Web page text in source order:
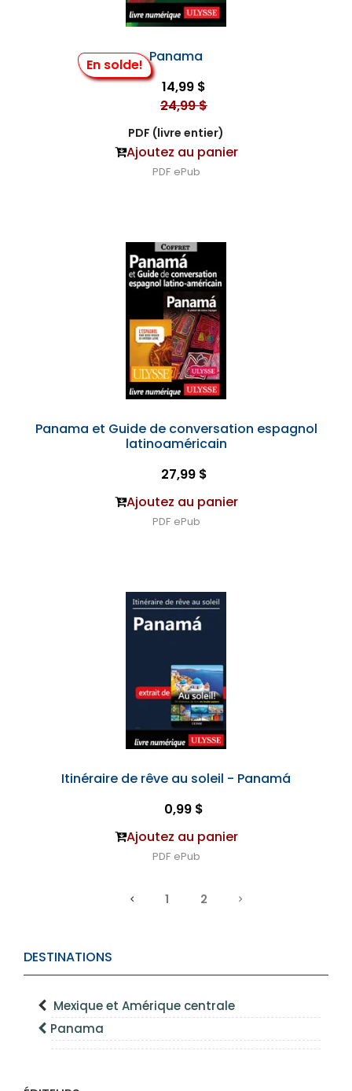
DESTINATIONS
Mexique et Amérique centrale
Panama
En solde! Panama
14,99 $
24,99 $
PDF (livre entier)
Ajoutez au panier
PDF ePub
Panama et Guide de conversation espagnol
latinoaméricain
27,99 $
Ajoutez au panier
PDF ePub
Itinéraire de rêve au soleil - Panamá
0,99 $
Ajoutez au panier
PDF ePub
1 2